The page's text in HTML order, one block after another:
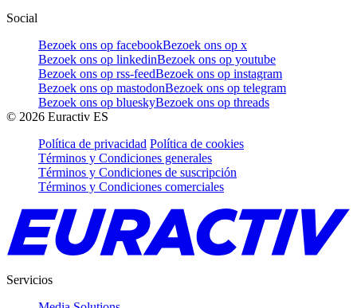
Social
Bezoek ons op facebookBezoek ons op x
Bezoek ons op linkedinBezoek ons op youtube
Bezoek ons op rss-feedBezoek ons op instagram
Bezoek ons op mastodonBezoek ons op telegram
Bezoek ons op blueskyBezoek ons op threads
© 2026 Euractiv ES
Política de privacidad Política de cookies
Términos y Condiciones generales
Términos y Condiciones de suscripción
Términos y Condiciones comerciales
Servicios